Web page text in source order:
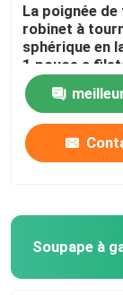
La poignée de
robinet à
sphérique en
1 pouce a
norme de
d'ASTM
Soupape à